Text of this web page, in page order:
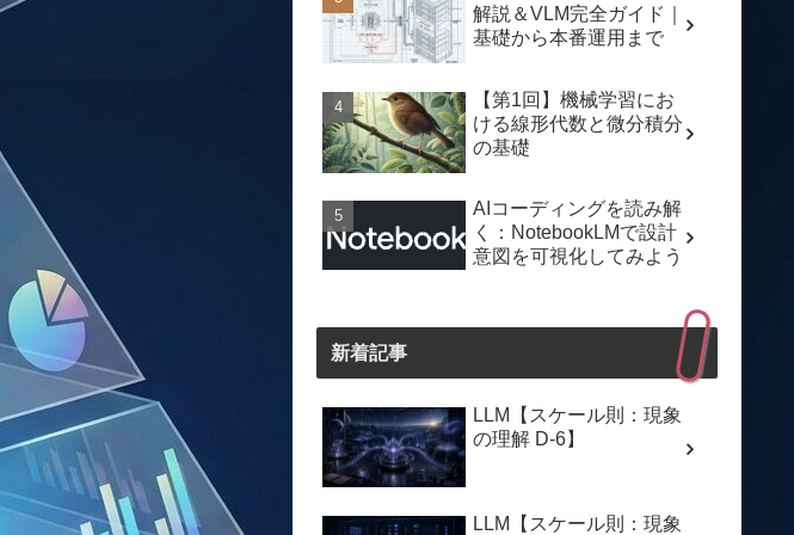
解説＆VLM完全ガイド｜
基礎から本番運用まで
【第1回】機械学習にお
ける線形代数と微分積分
の基礎
AIコーディングを読み解
く：NotebookLMで設計
意図を可視化してみよう
新着記事
LLM【スケール則：現象
の理解 D-6】
LLM【スケール則：現象